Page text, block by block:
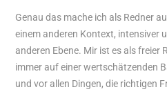
Genau das mache ich als Redner
einem anderen Kontext, intensiver
anderen Ebene. Mir ist es als freier
immer auf einer wertschätzenden
und vor allen Dingen, die richtigen